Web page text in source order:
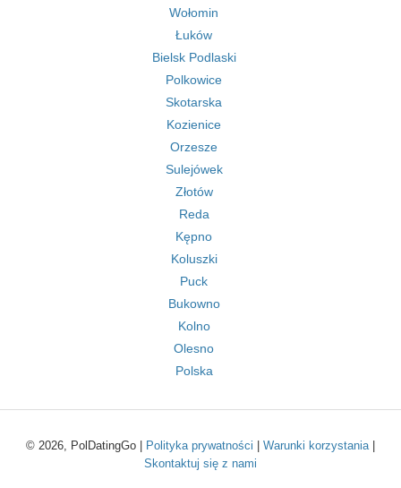
Wołomin
Łuków
Bielsk Podlaski
Polkowice
Skotarska
Kozienice
Orzesze
Sulejówek
Złotów
Reda
Kępno
Koluszki
Puck
Bukowno
Kolno
Olesno
Polska
© 2026, PolDatingGo | Polityka prywatności Warunki korzystania|
Skontaktuj się z nami